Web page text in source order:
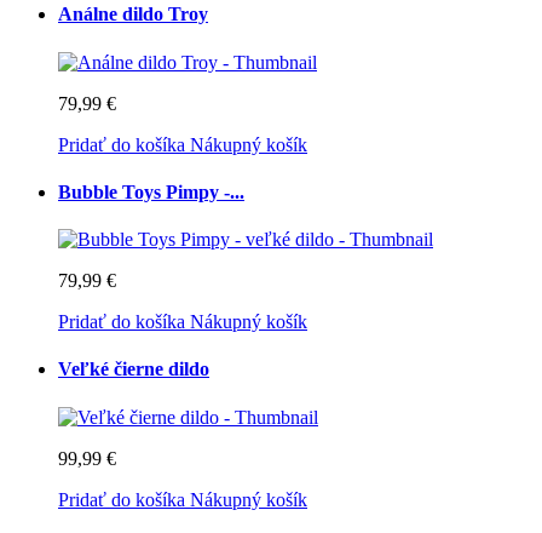
Análne dildo Troy
79,99 €
Pridať do košíka Nákupný košík
Bubble Toys Pimpy -...
79,99 €
Pridať do košíka Nákupný košík
Veľké čierne dildo
99,99 €
Pridať do košíka Nákupný košík